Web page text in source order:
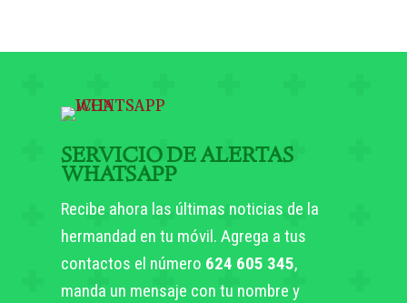
SERVICIO DE ALERTAS
WHATSAPP
Recibe ahora las últimas noticias de la
hermandad en tu móvil. Agrega a tus
contactos el número 624 605 345,
manda un mensaje con tu nombre y